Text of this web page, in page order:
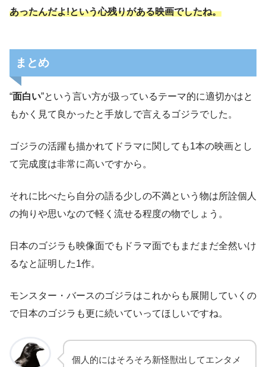
あったんだよ!という心残りがある映画でしたね。
まとめ
“面白い”という言い方が扱っているテーマ的に適切かはと
もかく見て良かったと手放しで言えるゴジラでした。
ゴジラの活躍も描かれてドラマに関しても1本の映画とし
て完成度は非常に高いですから。
それに比べたら自分の語る少しの不満という物は所詮個人
の拘りや思いなので軽く流せる程度の物でしょう。
日本のゴジラも映像面でもドラマ面でもまだまだ全然いけ
るなと証明した1作。
モンスター・バースのゴジラはこれからも展開していくの
で日本のゴジラも更に続いていってほしいですね。
個人的にはそろそろ新怪獣出してエンタメ